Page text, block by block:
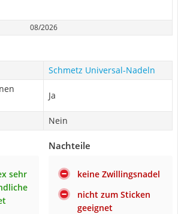
08/2026
Schmetz Universal-Nadeln
Ja
Nein
sehr
Nachteile
keine Zwillingsnadel
nicht zum Sticken
geeignet